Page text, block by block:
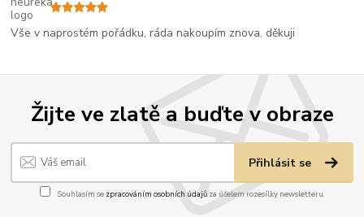
Žijte ve zlatě a buďte v obraze
Přihlásit se
Souhlasím se zpracováním osobních údajůza účelem rozesílky newsletteru.
Vše v naprostém pořádku, ráda nakoupím znova. děkuji